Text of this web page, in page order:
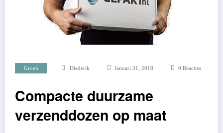
Groen Diederik Januari 31, 2018 0 Reacties
Compacte duurzame
verzenddozen op maat